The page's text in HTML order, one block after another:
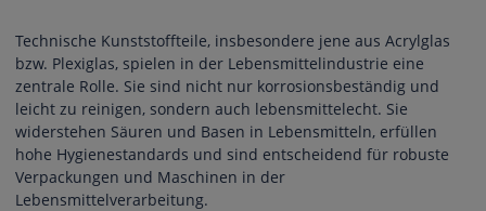
Technische Kunststoffteile, insbesondere jene aus Acrylglas
bzw. Plexiglas, spielen in der Lebensmittelindustrie eine
zentrale Rolle. Sie sind nicht nur korrosionsbeständig und
leicht zu reinigen, sondern auch lebensmittelecht. Sie
widerstehen Säuren und Basen in Lebensmitteln, erfüllen
hohe Hygienestandards und sind entscheidend für robuste
Verpackungen und Maschinen in der
Lebensmittelverarbeitung.